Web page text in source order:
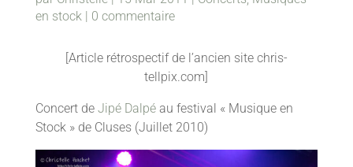
en stock| 0 commentaire
[Article rétrospectif de l’ancien site chris-
tellpix.com]
Concert de Jipé Dalpéau festival « Musique en
Stock » de Cluses (Juillet 2010)